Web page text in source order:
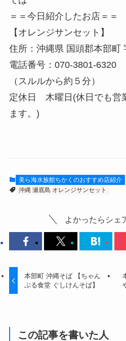
＝＝今日紹介したお店＝＝
【オレンジサンセット】
住所：沖縄県 国頭郡本部町
電話番号：070-3801-6320
（スルルから約５分）
定休日 木曜日(休日でも営
ます。)
美ら海水族館ちかくのおすすめ店紹介
沖縄 瀬底島 オレンジサンセット
よかったらシェ
本部町 沖縄そば 【ちゃん
ぷる食堂 ぐしけんそば】
この記事を書いた人